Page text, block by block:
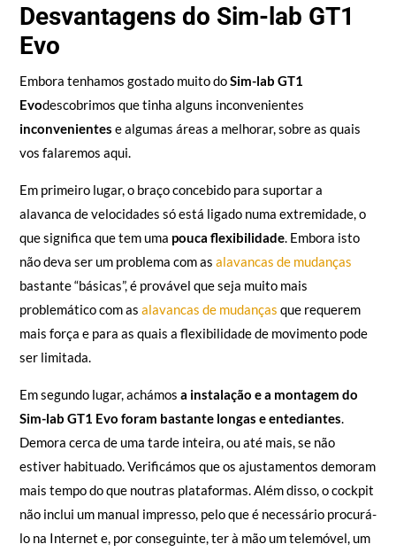
Desvantagens do Sim-lab GT1
Evo
Embora tenhamos gostado muito doSim-lab GT1
Evodescobrimos que tinha alguns inconvenientes
inconvenientes e algumas áreas a melhorar, sobre as quais
vos falaremos aqui.
Em primeiro lugar, o braço concebido para suportar a
alavanca de velocidades só está ligado numa extremidade, o
que significa que tem uma pouca flexibilidade. Embora isto
não deva ser um problema com as alavancas de mudanças
bastante “básicas”, é provável que seja muito mais
problemático com as alavancas de mudanças que requerem
mais força e para as quais a flexibilidade de movimento pode
ser limitada.
Em segundo lugar, achámos a instalação e a montagem do
Sim-lab GT1 Evo foram bastante longas e entediantes.
Demora cerca de uma tarde inteira, ou até mais, se não
estiver habituado. Verificámos que os ajustamentos demoram
mais tempo do que noutras plataformas. Além disso, o cockpit
não inclui um manual impresso, pelo que é necessário procurá-
lo na Internet e, por conseguinte, ter à mão um telemóvel, um